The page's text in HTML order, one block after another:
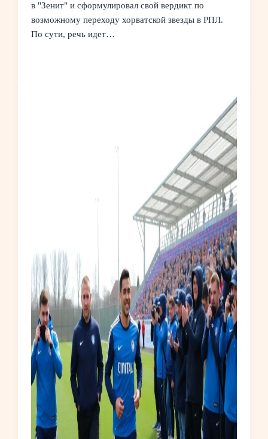
в "Зенит" и сформулировал свой вердикт по
возможному переходу хорватской звезды в РПЛ.
По сути, речь идет…